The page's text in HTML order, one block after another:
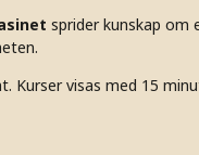
sprider kunskap om
Kurser visas med 15